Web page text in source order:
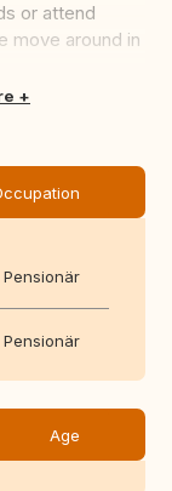
or attend
move around in
Pensionär
Pensionär
Age